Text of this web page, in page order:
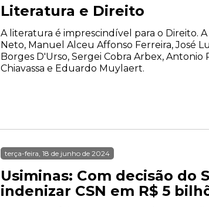
Literatura e Direito
A literatura é imprescindível para o Direito.
Neto, Manuel Alceu Affonso Ferreira, José
Borges D'Urso, Sergei Cobra Arbex, Antonio
Chiavassa e Eduardo Muylaert.
terça-feira, 18 de junho de 2024
Usiminas: Com decisão do
indenizar CSN em R$ 5